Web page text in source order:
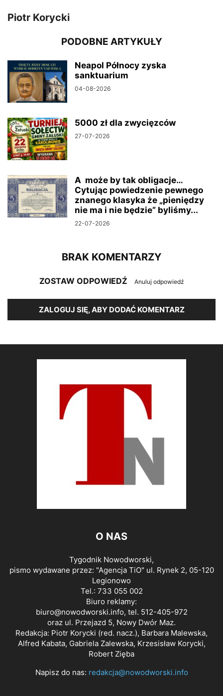
Piotr Korycki
PODOBNE ARTYKUŁY
Neapol Północy zyska
sanktuarium
04-08-2026
5000 zł dla zwycięzców
27-07-2026
A może by tak obligacje…
Cytując powiedzenie pewnego
znanego klasyka że „pieniędzy
nie ma i nie będzie” byliśmy...
22-07-2026
BRAK KOMENTARZY
ZOSTAW ODPOWIEDŹ Anuluj odpowiedź
ZALOGUJ SIĘ, ABY DODAĆ KOMENTARZ
O NAS
Tygodnik Nowodworski,
pismo wydawane przez: "Agencja TiO" ul. Rynek 2, 05-120
Legionowo
Tel.: 733 055 002
Biuro reklamy:
biuro@nowodworski.info, tel. 512-405-972
oraz ul. Przejazd 5, Nowy Dwór Maz.
Redakcja: Piotr Korycki (red. nacz.), Barbara Malewska,
Alfred Kabata, Gabriela Zalewska, Krzesisław Korycki,
Robert Zięba
Napisz do nas: redakcja@nowodworski.info